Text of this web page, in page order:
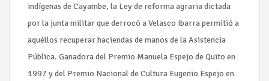
indígenas de Cayambe, la Ley de reforma agraria dictada
por la junta militar que derrocó a Velasco Ibarra permitió a
aquéllos recuperar haciendas de manos de la Asistencia
Pública. Ganadora del Premio Manuela Espejo de Quito en
1997 y del Premio Nacional de Cultura Eugenio Espejo en